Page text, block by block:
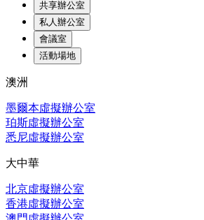
共享辦公室
私人辦公室
會議室
活動場地
澳洲
墨爾本虛擬辦公室
珀斯虛擬辦公室
悉尼虛擬辦公室
大中華
北京虛擬辦公室
香港虛擬辦公室